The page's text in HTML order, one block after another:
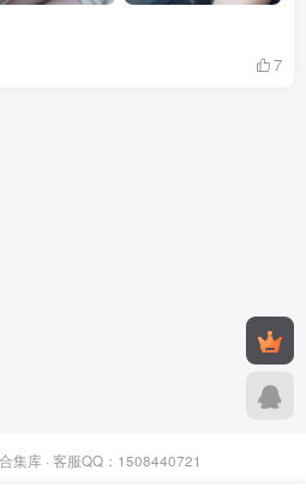
7
合集库· 客服QQ：1508440721